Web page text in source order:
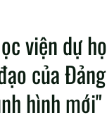
viện dự
của
hình mới"